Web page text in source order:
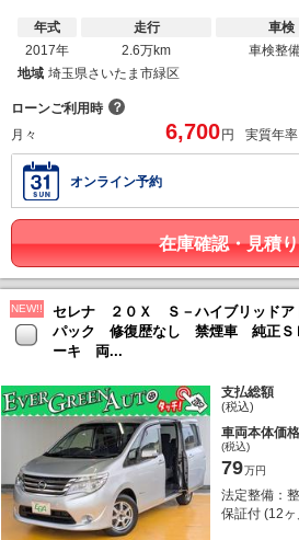
年式
2017年
走行
2.6万km
車検
車検整
地域 埼玉県さいたま市緑区
ローンご利用時 ？
月々
6,700 円 実質年率
オンライン予約
在庫確認・見積
NEW!!
セレナ ２０Ｘ Ｓ－ハイブリッドア
パック 修復歴なし 禁煙車 純正Ｓ
ーキ 両...
支払総額
(税込)
車両本体価格
(税込)
79万円
法定整備：
保証付 (12